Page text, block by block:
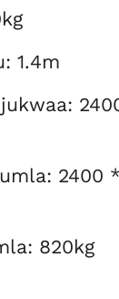
1.4m
2400
820kg